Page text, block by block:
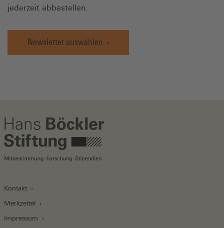
jederzeit abbestellen.
Newsletter auswählen
Kontakt
Merkzettel
Impressum